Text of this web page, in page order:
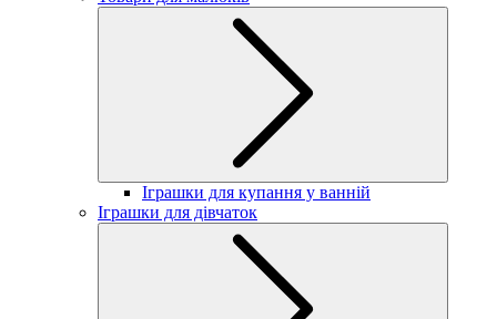
Іграшки для купання у ванній
Іграшки для дівчаток